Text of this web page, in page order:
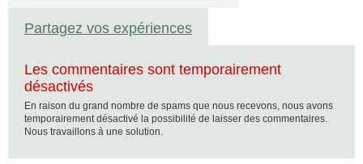
Partagez vos expériences
Les commentaires sont temporairement
désactivés
En raison du grand nombre de spams que nous recevons, nous avons
temporairement désactivé la possibilité de laisser des commentaires.
Nous travaillons à une solution.